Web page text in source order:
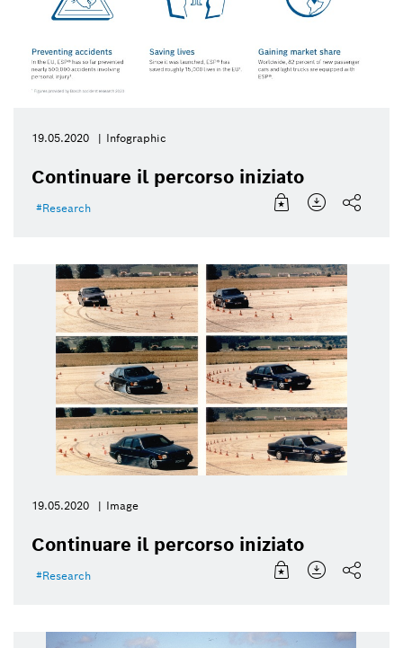
19.05.2020 Infographic
Continuare il percorso iniziato
Research
19.05.2020 Image
Continuare il percorso iniziato
Research